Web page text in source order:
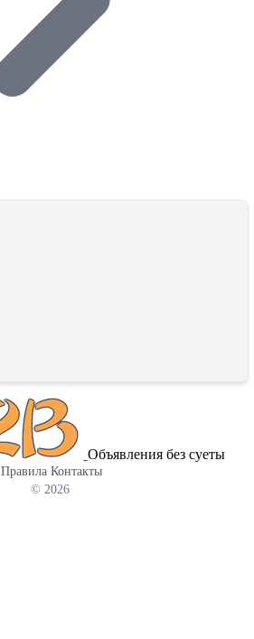
Объявления без суеты
Правила Контакты
© 2026